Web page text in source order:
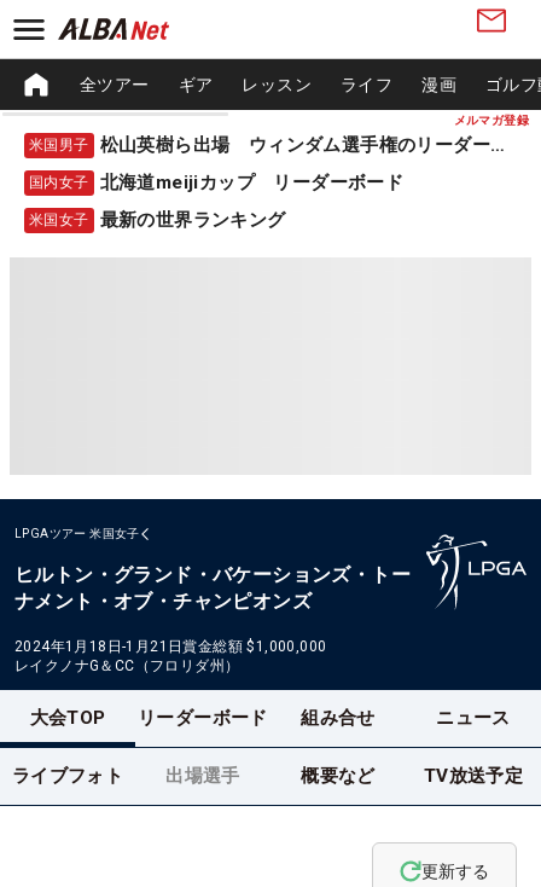
メルマガ登録
全ツアー ギア レッスン ライフ 漫画 ゴル
米国男子 松山英樹ら出場 ウィンダム選手権のリーダーボード
国内女子 北海道meijiカップ リーダーボード
米国女子 最新の世界ランキング
LPGAツアー 米国女子
ヒルトン・グランド・バケーションズ・トー
ナメント・オブ・チャンピオンズ
2024年1月18日-1月21日賞金総額 $1,000,000
レイクノナG＆CC（フロリダ州）
大会TOP リーダーボード 組み合せ ニュース
ライブフォト 出場選手 概要など TV放送予定
更新する